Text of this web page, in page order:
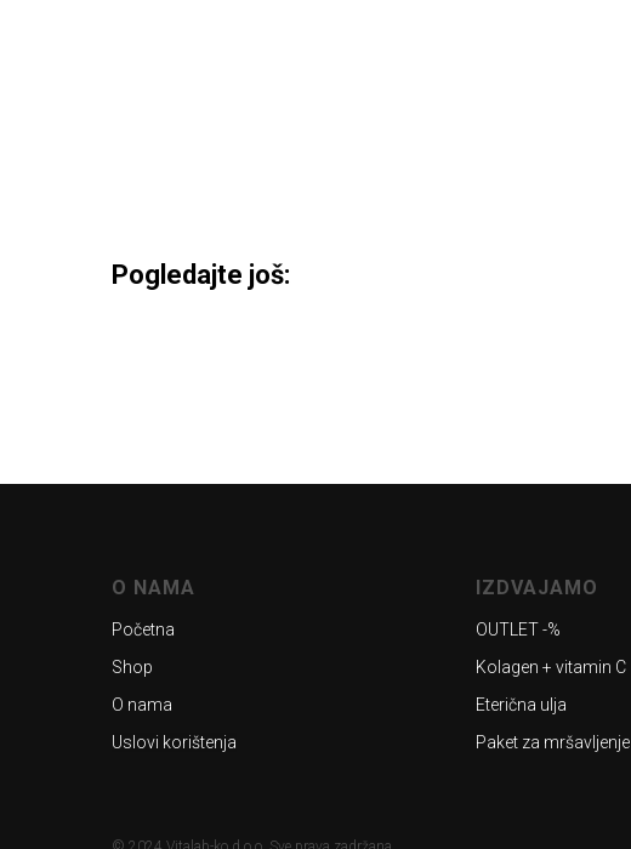
Pogledajte još:
O NAMA
Početna
Shop
O nama
Uslovi korištenja
IZDVAJAMO
OUTLET -%
Kolagen + vitamin C
Eterična ulja
Paket za mršavljenje